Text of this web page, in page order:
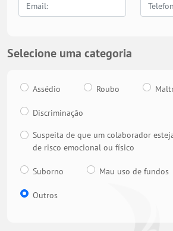
Selecione uma categoria
Assédio Roubo
Discriminação
Suspeita de que um colaborador
de risco emocional ou físico
Suborno Mau uso de fundos
Outros